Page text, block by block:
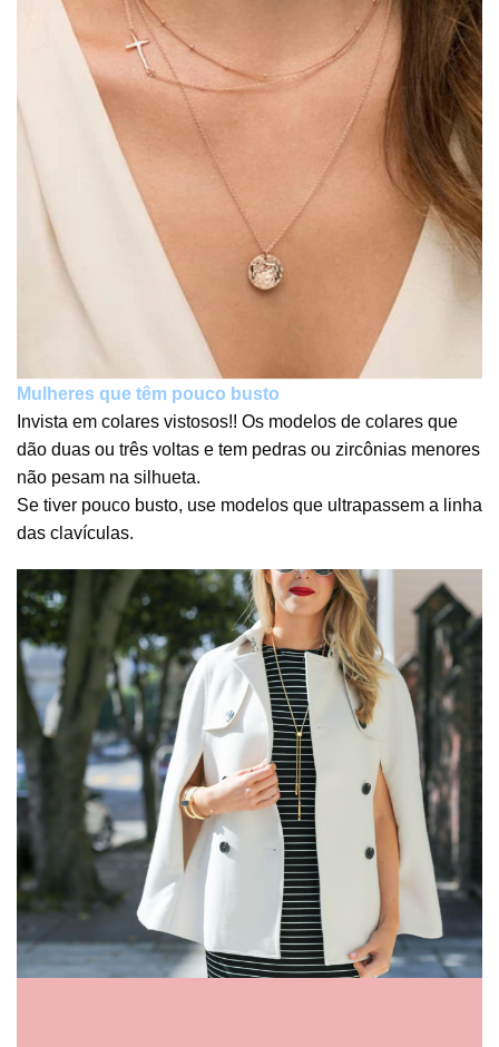
Mulheres que têm pouco busto
Invista em colares vistosos!! Os modelos de colares que
dão duas ou três voltas e tem pedras ou zircônias menores
não pesam na silhueta.
Se tiver pouco busto, use modelos que ultrapassem a linha
das clavículas.